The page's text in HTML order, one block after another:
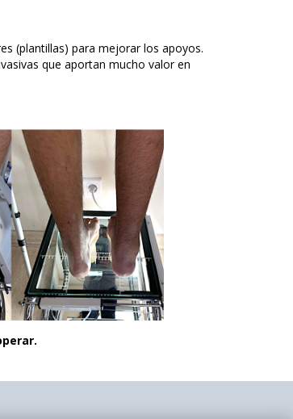
(plantillas) para mejorar los apoyos.
que aportan mucho valor en